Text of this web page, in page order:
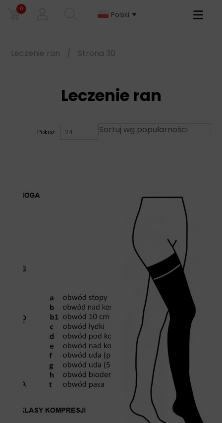
0
Polski
Primary
Leczenie ran / Strona 30
Leczenie ran
Pokaż: